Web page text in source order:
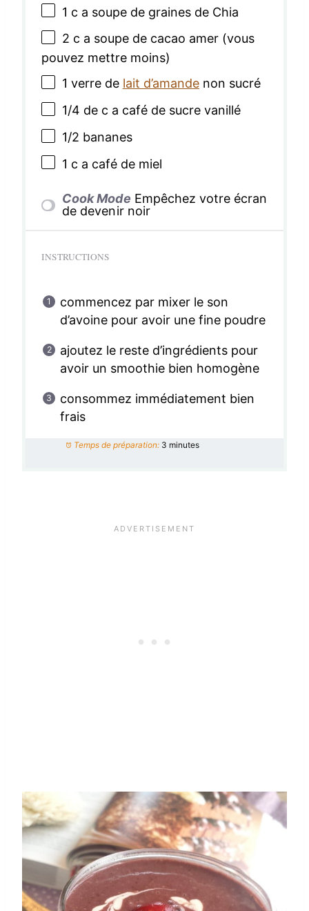
1 c a soupe de graines de Chia
2 c a soupe de cacao amer (vous
pouvez mettre moins)
1 verre de lait d’amandenon sucré
1/4 de c a café de sucre vanillé
1/2 bananes
1 c a café de miel
Cook Mode Empêchez votre écran
de devenir noir
INSTRUCTIONS
commencez par mixer le son
d’avoine pour avoir une fine poudre
ajoutez le reste d’ingrédients pour
avoir un smoothie bien homogène
consommez immédiatement bien
frais
Temps de préparation: 3 minutes